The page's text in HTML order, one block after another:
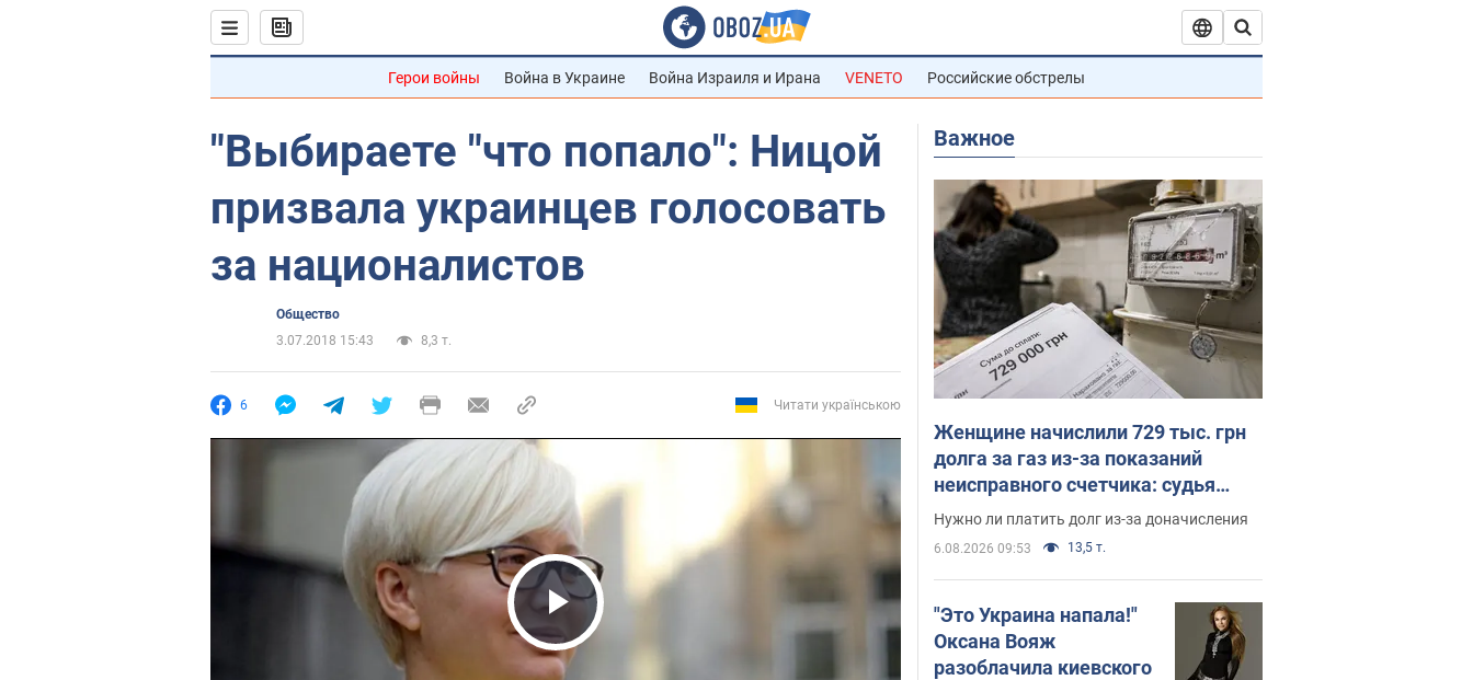
Герои войны Война в Украине Война Израиля и Ирана VENETO Российские обстрелы
"Выбираете "что попало": Ницой
призвала украинцев голосовать
за националистов
Общество
3.07.2018 15:43
8,3 т.
6 Читати українською
Play Video
Важное
Женщине начислили 729 тыс. грн
долга за газ из-за показаний
неисправного счетчика: судья
вынес неожиданное решение
Нужно ли платить долг из-за доначисления
6.08.2026 09:53 13,5 т.
"Это Украина напала!"
Оксана Вояж
разоблачила киевского